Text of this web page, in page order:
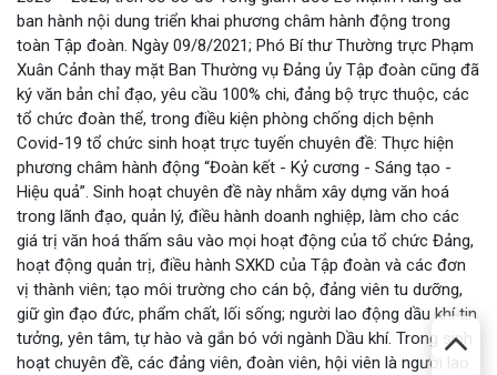
ban hành nội dung triển khai phương châm hành động trong
toàn Tập đoàn. Ngày 09/8/2021; Phó Bí thư Thường trực Phạm
Xuân Cảnh thay mặt Ban Thường vụ Đảng ủy Tập đoàn cũng đã
ký văn bản chỉ đạo, yêu cầu 100% chi, đảng bộ trực thuộc, các
tổ chức đoàn thể, trong điều kiện phòng chống dịch bệnh
Covid-19 tổ chức sinh hoạt trực tuyến chuyên đề: Thực hiện
phương châm hành động “Đoàn kết - Kỷ cương - Sáng tạo -
Hiệu quả”. Sinh hoạt chuyên đề này nhằm xây dựng văn hoá
trong lãnh đạo, quản lý, điều hành doanh nghiệp, làm cho các
giá trị văn hoá thấm sâu vào mọi hoạt động của tổ chức Đảng,
hoạt động quản trị, điều hành SXKD của Tập đoàn và các đơn
vị thành viên; tạo môi trường cho cán bộ, đảng viên tu dưỡng,
giữ gìn đạo đức, phẩm chất, lối sống; người lao động dầu khí tin
tưởng, yên tâm, tự hào và gắn bó với ngành Dầu khí. Trong sinh
hoạt chuyên đề, các đảng viên, đoàn viên, hội viên là người lao